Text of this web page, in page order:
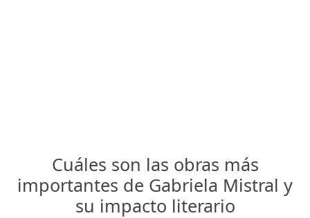
Cuáles son las obras más
importantes de Gabriela Mistral y
su impacto literario